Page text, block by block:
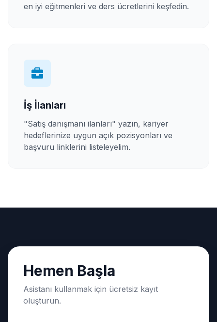
en iyi eğitmenleri ve ders ücretlerini keşfedin.
İş İlanları
"Satış danışmanı ilanları" yazın, kariyer
hedeflerinize uygun açık pozisyonları ve
başvuru linklerini listeleyelim.
Hemen Başla
Asistanı kullanmak için ücretsiz kayıt
oluşturun.